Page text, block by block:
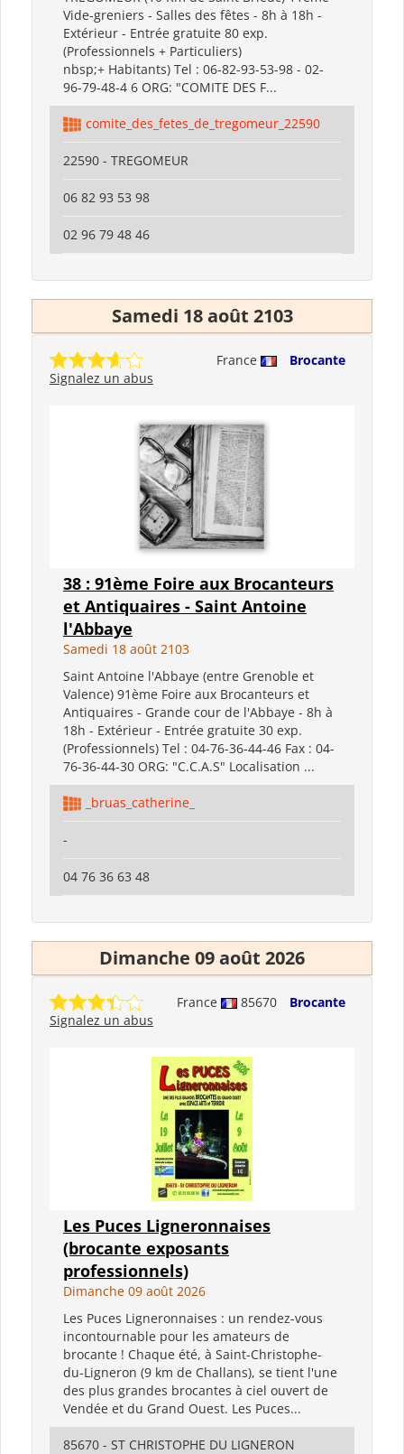
Vide-greniers - Salles des fêtes - 8h à 18h -
Extérieur - Entrée gratuite 80 exp.
(Professionnels + Particuliers)
nbsp;+ Habitants) Tel : 06-82-93-53-98 - 02-
96-79-48-4 6 ORG: "COMITE DES F...
comite_des_fetes_de_tregomeur_22590
22590 - TREGOMEUR
06 82 93 53 98
02 96 79 48 46
Samedi 18 août 2103
France
Brocante
Signalez un abus
38 : 91ème Foire aux Brocanteurs
et Antiquaires - Saint Antoine
l'Abbaye
Samedi 18 août 2103
Saint Antoine l'Abbaye (entre Grenoble et
Valence) 91ème Foire aux Brocanteurs et
Antiquaires - Grande cour de l'Abbaye - 8h à
18h - Extérieur - Entrée gratuite 30 exp.
(Professionnels) Tel : 04-76-36-44-46 Fax : 04-
76-36-44-30 ORG: "C.C.A.S" Localisation ...
_bruas_catherine_
-
04 76 36 63 48
Dimanche 09 août 2026
France 85670
Brocante
Signalez un abus
Les Puces Ligneronnaises
(brocante exposants
professionnels)
Dimanche 09 août 2026
Les Puces Ligneronnaises : un rendez-vous
incontournable pour les amateurs de
brocante ! Chaque été, à Saint-Christophe-
du-Ligneron (9 km de Challans), se tient l'une
des plus grandes brocantes à ciel ouvert de
Vendée et du Grand Ouest. Les Puces...
85670 - ST CHRISTOPHE DU LIGNERON